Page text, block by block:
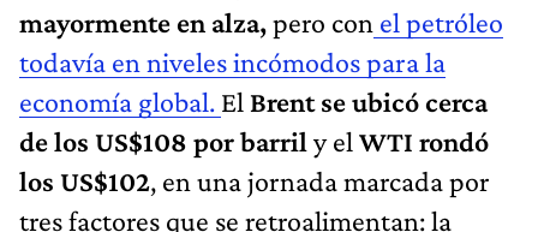
mayormente en alza,pero con el petróleo
todavía en niveles incómodos para la
economía global. El Brent se ubicó cerca
de los US$108 por barril y el WTI rondó
los US$102, en una jornada marcada por
tres factores que se retroalimentan: la